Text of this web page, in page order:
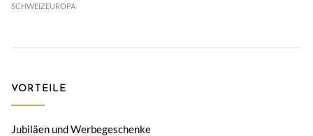
SCHWEIZEUROPA
VORTEILE
Jubiläen und Werbegeschenke